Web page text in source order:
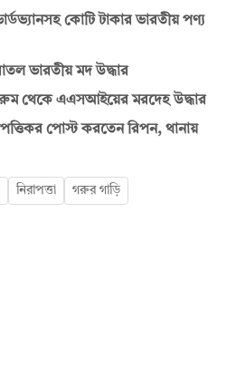
কোটি টাকার ভারতীয় পণ্য
ভারতীয় মদ উদ্ধার
থেকে এএসআইয়ের মরদেহ উদ্ধার
পোস্ট করতেন রিপন, থানায়
নিরাপত্তা গরুর গাড়ি